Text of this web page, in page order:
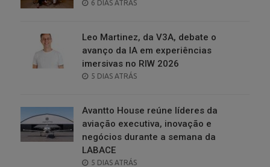
POSTED
6 DIAS ATRÁS
Leo Martinez, da V3A, debate o
avanço da IA em experiências
imersivas no RIW 2026
POSTED
5 DIAS ATRÁS
Avantto House reúne líderes da
aviação executiva, inovação e
negócios durante a semana da
LABACE
POSTED
5 DIAS ATRÁS